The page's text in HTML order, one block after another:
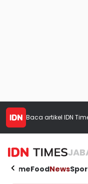
Baca artikel IDN
HomeFoodNews